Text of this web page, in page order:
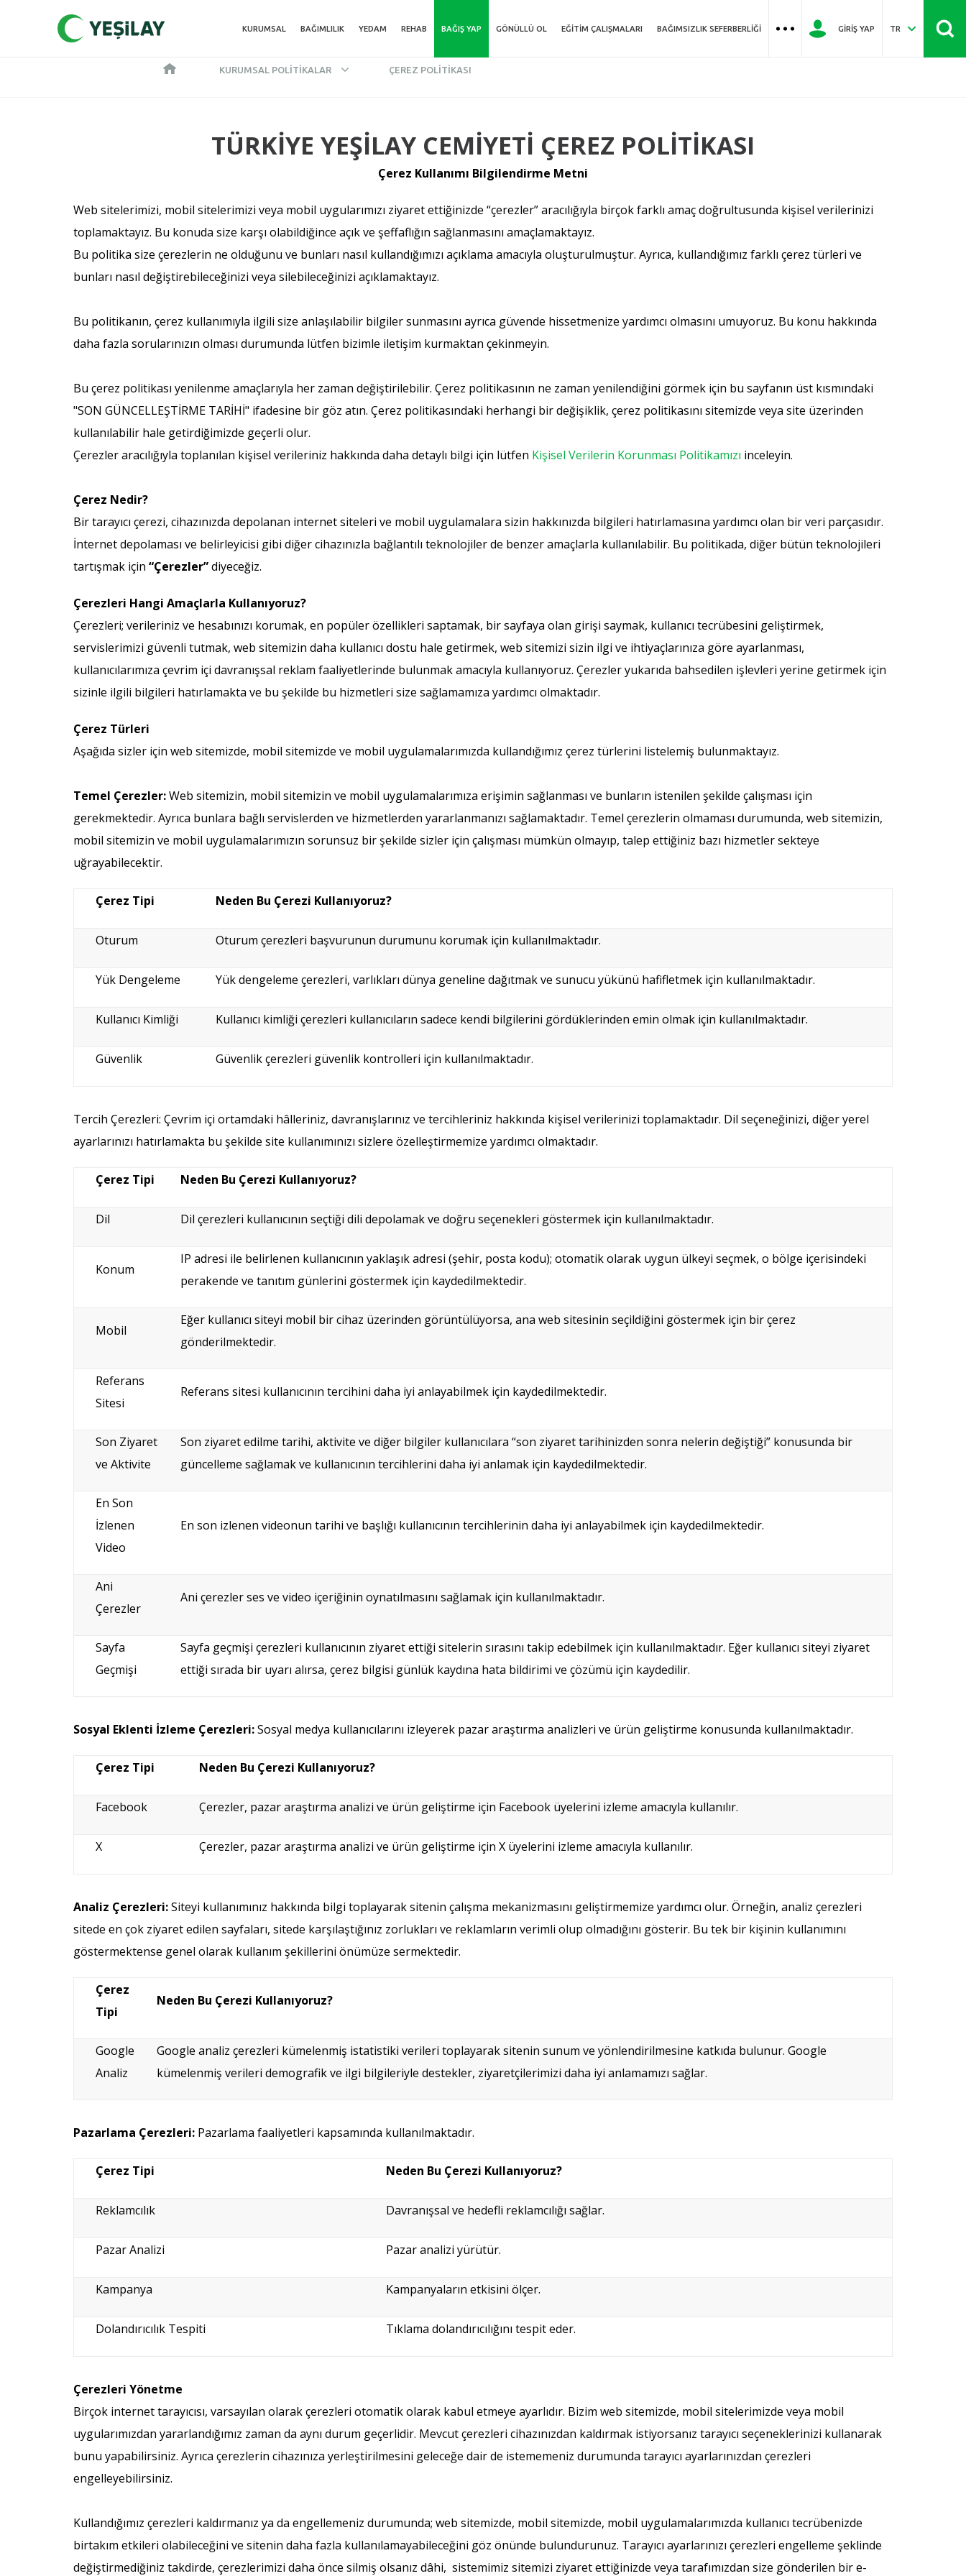
KURUMSAL BAĞIMLILIK YEDAM REHAB BAĞIŞ YAP GÖNÜLLÜ OL EĞITIM ÇALIŞMALARI BAĞIMSIZLIK SEFERBERLIĞI GIRIŞ YAP TR
KURUMSAL POLITIKALAR ÇEREZ POLITIKASI
TÜRKİYE YEŞİLAY CEMİYETİ ÇEREZ POLİTİKASI
Çerez Kullanımı Bilgilendirme Metni
Web sitelerimizi, mobil sitelerimizi veya mobil uygularımızı ziyaret ettiğinizde “çerezler” aracılığıyla birçok farklı amaç doğrultusunda kişisel verilerinizi
toplamaktayız. Bu konuda size karşı olabildiğince açık ve şeffaflığın sağlanmasını amaçlamaktayız.
Bu politika size çerezlerin ne olduğunu ve bunları nasıl kullandığımızı açıklama amacıyla oluşturulmuştur. Ayrıca, kullandığımız farklı çerez türleri ve
bunları nasıl değiştirebileceğinizi veya silebileceğinizi açıklamaktayız.
Bu politikanın, çerez kullanımıyla ilgili size anlaşılabilir bilgiler sunmasını ayrıca güvende hissetmenize yardımcı olmasını umuyoruz. Bu konu hakkında
daha fazla sorularınızın olması durumunda lütfen bizimle iletişim kurmaktan çekinmeyin.
Bu çerez politikası yenilenme amaçlarıyla her zaman değiştirilebilir. Çerez politikasının ne zaman yenilendiğini görmek için bu sayfanın üst kısmındaki
"SON GÜNCELLEŞTİRME TARİHİ" ifadesine bir göz atın. Çerez politikasındaki herhangi bir değişiklik, çerez politikasını sitemizde veya site üzerinden
kullanılabilir hale getirdiğimizde geçerli olur.
Çerezler aracılığıyla toplanılan kişisel verileriniz hakkında daha detaylı bilgi için lütfen Kişisel Verilerin Korunması Politikamızı inceleyin.
Çerez Nedir?
Bir tarayıcı çerezi, cihazınızda depolanan internet siteleri ve mobil uygulamalara sizin hakkınızda bilgileri hatırlamasına yardımcı olan bir veri parçasıdır.
İnternet depolaması ve belirleyicisi gibi diğer cihazınızla bağlantılı teknolojiler de benzer amaçlarla kullanılabilir. Bu politikada, diğer bütün teknolojileri
tartışmak için “Çerezler”diyeceğiz.
Çerezleri Hangi Amaçlarla Kullanıyoruz?
Çerezleri; verileriniz ve hesabınızı korumak, en popüler özellikleri saptamak, bir sayfaya olan girişi saymak, kullanıcı tecrübesini geliştirmek,
servislerimizi güvenli tutmak, web sitemizin daha kullanıcı dostu hale getirmek, web sitemizi sizin ilgi ve ihtiyaçlarınıza göre ayarlanması,
kullanıcılarımıza çevrim içi davranışsal reklam faaliyetlerinde bulunmak amacıyla kullanıyoruz. Çerezler yukarıda bahsedilen işlevleri yerine getirmek için
sizinle ilgili bilgileri hatırlamakta ve bu şekilde bu hizmetleri size sağlamamıza yardımcı olmaktadır.
Çerez Türleri
Aşağıda sizler için web sitemizde, mobil sitemizde ve mobil uygulamalarımızda kullandığımız çerez türlerini listelemiş bulunmaktayız.
Temel Çerezler:Web sitemizin, mobil sitemizin ve mobil uygulamalarımıza erişimin sağlanması ve bunların istenilen şekilde çalışması için
gerekmektedir. Ayrıca bunlara bağlı servislerden ve hizmetlerden yararlanmanızı sağlamaktadır. Temel çerezlerin olmaması durumunda, web sitemizin,
mobil sitemizin ve mobil uygulamalarımızın sorunsuz bir şekilde sizler için çalışması mümkün olmayıp, talep ettiğiniz bazı hizmetler sekteye
uğrayabilecektir.
Çerez Tipi Neden Bu Çerezi Kullanıyoruz?
Oturum Oturum çerezleri başvurunun durumunu korumak için kullanılmaktadır.
Yük Dengeleme Yük dengeleme çerezleri, varlıkları dünya geneline dağıtmak ve sunucu yükünü hafifletmek için kullanılmaktadır.
Kullanıcı Kimliği Kullanıcı kimliği çerezleri kullanıcıların sadece kendi bilgilerini gördüklerinden emin olmak için kullanılmaktadır.
Güvenlik Güvenlik çerezleri güvenlik kontrolleri için kullanılmaktadır.
Tercih Çerezleri: Çevrim içi ortamdaki hâlleriniz, davranışlarınız ve tercihleriniz hakkında kişisel verilerinizi toplamaktadır. Dil seçeneğinizi, diğer yerel
ayarlarınızı hatırlamakta bu şekilde site kullanımınızı sizlere özelleştirmemize yardımcı olmaktadır.
Çerez Tipi Neden Bu Çerezi Kullanıyoruz?
Dil Dil çerezleri kullanıcının seçtiği dili depolamak ve doğru seçenekleri göstermek için kullanılmaktadır.
Konum
IP adresi ile belirlenen kullanıcının yaklaşık adresi (şehir, posta kodu); otomatik olarak uygun ülkeyi seçmek, o bölge içerisindeki
perakende ve tanıtım günlerini göstermek için kaydedilmektedir.
Mobil
Eğer kullanıcı siteyi mobil bir cihaz üzerinden görüntülüyorsa, ana web sitesinin seçildiğini göstermek için bir çerez
gönderilmektedir.
Referans
Sitesi
Referans sitesi kullanıcının tercihini daha iyi anlayabilmek için kaydedilmektedir.
Son Ziyaret
ve Aktivite
Son ziyaret edilme tarihi, aktivite ve diğer bilgiler kullanıcılara “son ziyaret tarihinizden sonra nelerin değiştiği” konusunda bir
güncelleme sağlamak ve kullanıcının tercihlerini daha iyi anlamak için kaydedilmektedir.
En Son
İzlenen
Video
En son izlenen videonun tarihi ve başlığı kullanıcının tercihlerinin daha iyi anlayabilmek için kaydedilmektedir.
Ani
Çerezler
Ani çerezler ses ve video içeriğinin oynatılmasını sağlamak için kullanılmaktadır.
Sayfa
Geçmişi
Sayfa geçmişi çerezleri kullanıcının ziyaret ettiği sitelerin sırasını takip edebilmek için kullanılmaktadır. Eğer kullanıcı siteyi ziyaret
ettiği sırada bir uyarı alırsa, çerez bilgisi günlük kaydına hata bildirimi ve çözümü için kaydedilir.
Sosyal Eklenti İzleme Çerezleri:Sosyal medya kullanıcılarını izleyerek pazar araştırma analizleri ve ürün geliştirme konusunda kullanılmaktadır.
Çerez Tipi Neden Bu Çerezi Kullanıyoruz?
Facebook Çerezler, pazar araştırma analizi ve ürün geliştirme için Facebook üyelerini izleme amacıyla kullanılır.
X Çerezler, pazar araştırma analizi ve ürün geliştirme için X üyelerini izleme amacıyla kullanılır.
Analiz Çerezleri:Siteyi kullanımınız hakkında bilgi toplayarak sitenin çalışma mekanizmasını geliştirmemize yardımcı olur. Örneğin, analiz çerezleri
sitede en çok ziyaret edilen sayfaları, sitede karşılaştığınız zorlukları ve reklamların verimli olup olmadığını gösterir. Bu tek bir kişinin kullanımını
göstermektense genel olarak kullanım şekillerini önümüze sermektedir.
Çerez
Tipi
Neden Bu Çerezi Kullanıyoruz?
Google
Analiz
Google analiz çerezleri kümelenmiş istatistiki verileri toplayarak sitenin sunum ve yönlendirilmesine katkıda bulunur. Google
kümelenmiş verileri demografik ve ilgi bilgileriyle destekler, ziyaretçilerimizi daha iyi anlamamızı sağlar.
Pazarlama Çerezleri: Pazarlama faaliyetleri kapsamında kullanılmaktadır.
Çerez Tipi Neden Bu Çerezi Kullanıyoruz?
Reklamcılık Davranışsal ve hedefli reklamcılığı sağlar.
Pazar Analizi Pazar analizi yürütür.
Kampanya Kampanyaların etkisini ölçer.
Dolandırıcılık Tespiti Tıklama dolandırıcılığını tespit eder.
Çerezleri Yönetme
Birçok internet tarayıcısı, varsayılan olarak çerezleri otomatik olarak kabul etmeye ayarlıdır. Bizim web sitemizde, mobil sitelerimizde veya mobil
uygularımızdan yararlandığımız zaman da aynı durum geçerlidir. Mevcut çerezleri cihazınızdan kaldırmak istiyorsanız tarayıcı seçeneklerinizi kullanarak
bunu yapabilirsiniz. Ayrıca çerezlerin cihazınıza yerleştirilmesini geleceğe dair de istememeniz durumunda tarayıcı ayarlarınızdan çerezleri
engelleyebilirsiniz.
Kullandığımız çerezleri kaldırmanız ya da engellemeniz durumunda; web sitemizde, mobil sitemizde, mobil uygulamalarımızda kullanıcı tecrübenizde
birtakım etkileri olabileceğini ve sitenin daha fazla kullanılamayabileceğini göz önünde bulundurunuz. Tarayıcı ayarlarınızı çerezleri engelleme şeklinde
değiştirmediğiniz takdirde, çerezlerimizi daha önce silmiş olsanız dâhi, sistemimiz sitemizi ziyaret ettiğinizde veya tarafımızdan size gönderilen bir e-